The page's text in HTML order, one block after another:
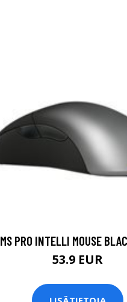
MS PRO INTELLI MOUSE
53.9 EUR